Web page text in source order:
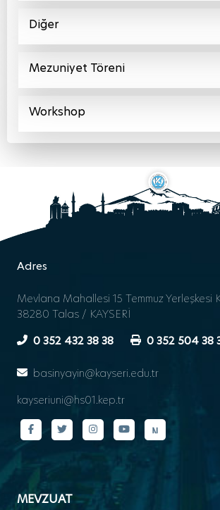
Diğer
Mezuniyet Töreni
Workshop
Adres
Mevlana Mahallesi 15 Temmuz Yerleşkesi
38280 Talas / KAYSERİ
0 352 432 38 38
0 352 504 38
basinyayin@kayseri.edu.tr
kayseriuni@hs01.kep.tr
MEVZUAT